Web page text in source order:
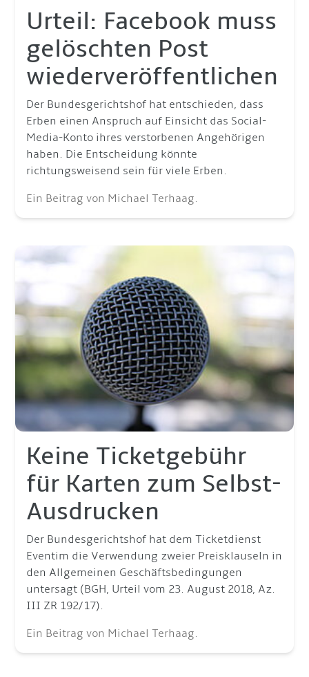
Urteil: Facebook muss
gelöschten Post
wiederveröffentlichen
Der Bundesgerichtshof hat entschieden, dass
Erben einen Anspruch auf Einsicht das Social-
Media-Konto ihres verstorbenen Angehörigen
haben. Die Entscheidung könnte
richtungsweisend sein für viele Erben.
Ein Beitrag von Michael Terhaag.
Keine Ticketgebühr
für Karten zum Selbst-
Ausdrucken
Der Bundesgerichtshof hat dem Ticketdienst
Eventim die Verwendung zweier Preisklauseln in
den Allgemeinen Geschäftsbedingungen
untersagt (BGH, Urteil vom 23. August 2018, Az.
III ZR 192/17).
Ein Beitrag von Michael Terhaag.